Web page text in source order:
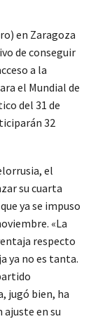
en Zaragoza
de conseguir
a la
el Mundial de
del 31 de
32
el
su cuarta
ya se impuso
«La
respecto
ya no es tanta.
jugó bien, ha
en su